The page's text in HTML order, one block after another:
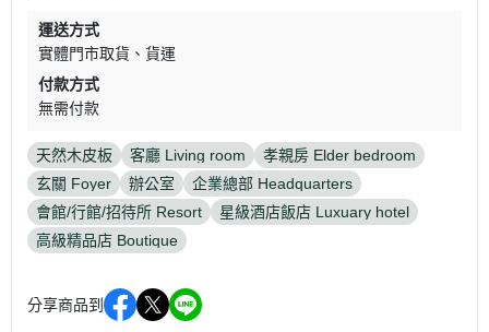
運送方式
實體門市取貨
貨運
付款方式
無需付款
天然木皮板 客廳 Living room
孝親房 Elder bedroom
玄關 Foyer
辦公室
企業總部 Headquarters
會館/行館/招待所 Resort
星級酒店飯店 Luxuary hotel
高級精品店 Boutique
分享商品到